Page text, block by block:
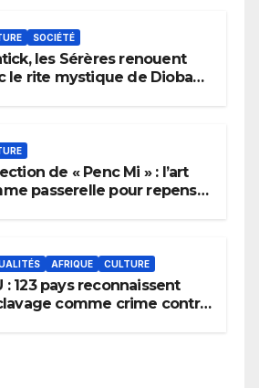
SOCIÉTÉ
les Sérères renouent
le rite mystique de Diobaye
de « Penc Mi » : l’art
passerelle pour repenser
AFRIQUE CULTURE
: 123 pays reconnaissent
comme crime contre